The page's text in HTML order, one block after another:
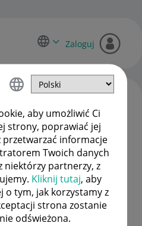
aby umożliwić Ci
strony, poprawiać jej
informacje
Twoich danych
niektórzy partnerzy, z
Kliknij tutaj, aby
o tym, jak korzystamy z
strona zostanie
odświeżona.
Zaloguj